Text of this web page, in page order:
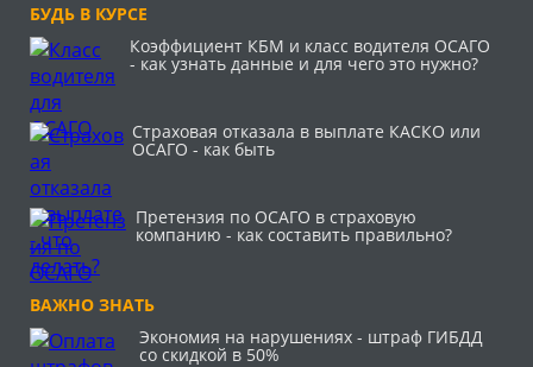
БУДЬ В КУРСЕ
Коэффициент КБМ и класс водителя ОСАГО
- как узнать данные и для чего это нужно?
Страховая отказала в выплате КАСКО или
ОСАГО - как быть
Претензия по ОСАГО в страховую
компанию - как составить правильно?
ВАЖНО ЗНАТЬ
Экономия на нарушениях - штраф ГИБДД
со скидкой в 50%